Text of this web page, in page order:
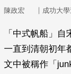
陳政宏 ｜ 成功大
「中式帆船」
一直到清朝初年
文中被稱作「